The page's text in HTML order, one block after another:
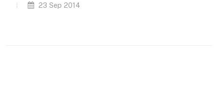
23 Sep 2014